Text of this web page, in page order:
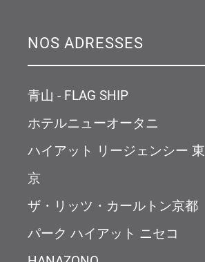
NOS ADRESSES
青山 - FLAG SHIP
ホテルニューオータニ
ハイアット リージェンシー 東
京
ザ・リッツ・カールトン京都
パーク ハイアット ニセコ